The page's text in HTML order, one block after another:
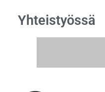
Yhteistyössä